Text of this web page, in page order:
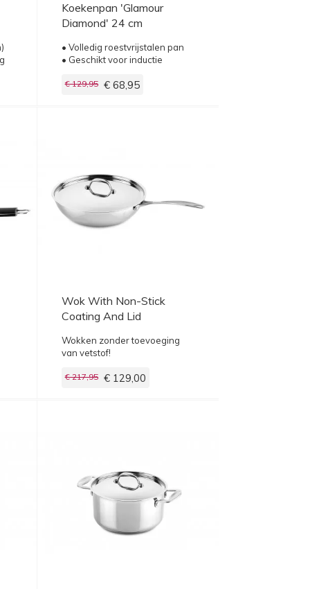
Koekenpan 'Glamour
Diamond' 24 cm
• Volledig roestvrijstalen pan
• Geschikt voor inductie
€ 129,95 € 68,95
Wok With Non-Stick
Coating And Lid
Wokken zonder toevoeging
van vetstof!
€ 217,95 € 129,00